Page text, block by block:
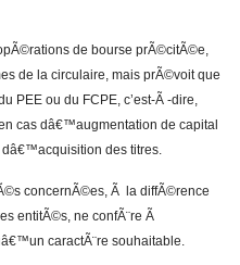
de bourse prÃ©citÃ©e,
de la circulaire, mais prÃ©voit que
PEE ou du FCPE, c’est-Ã -dire,
cas dâ€™augmentation de capital
des titres.
concernÃ©es, Ã la diffÃ©rence
entitÃ©s, ne confÃ¨re Ã
caractÃ¨re souhaitable.